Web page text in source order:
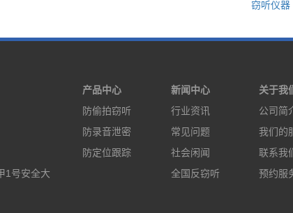
窃听仪器
1号安全大
产品中心
防偷拍窃听
防录音泄密
防定位跟踪
新闻中心
行业资讯
常见问题
社会闲闻
全国反窃听
关于我
公司简
我们的
联系我
预约服